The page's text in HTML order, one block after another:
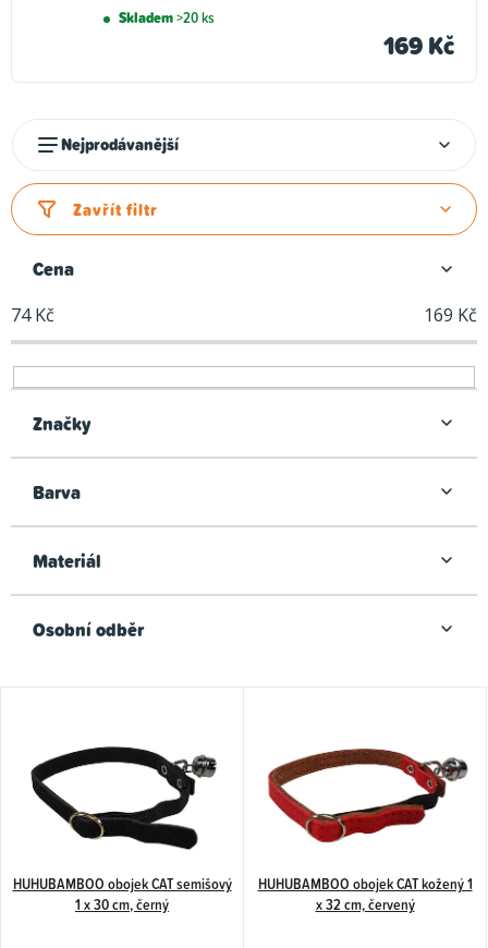
Skladem>20 ks
169 Kč
z
e
í
p
r
o
u
t
Nejprodávanější
Zavřít filtr
Cena
74Kč 169 Kč
Značky
Barva
Materiál
Osobní odběr
r
HUHUBAMBOO obojek CAT semišový
1 x 30 cm, černý
HUHUBAMBOO obojek CAT kožený 1
x 32 cm, červený